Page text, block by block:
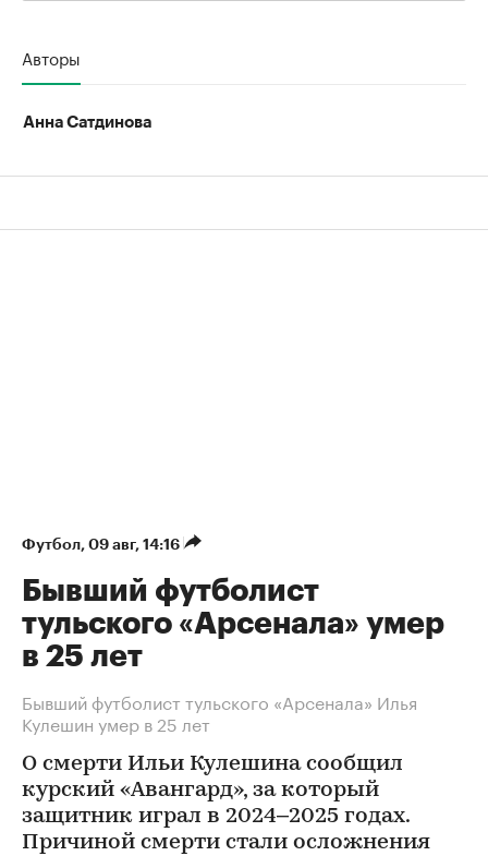
Авторы
Анна Сатдинова
Футбол⁠, 09 авг, 14:16
Бывший футболист
тульского «Арсенала» умер
в 25 лет
Бывший футболист тульского «Арсенала» Илья
Кулешин умер в 25 лет
О смерти Ильи Кулешина сообщил
курский «Авангард», за который
защитник играл в 2024–2025 годах.
Причиной смерти стали осложнения